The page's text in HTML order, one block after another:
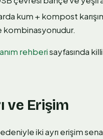
kum + kompost
kombinasyonudur.
rehberisayfasında
ve Erişim
iki ayrı erişim